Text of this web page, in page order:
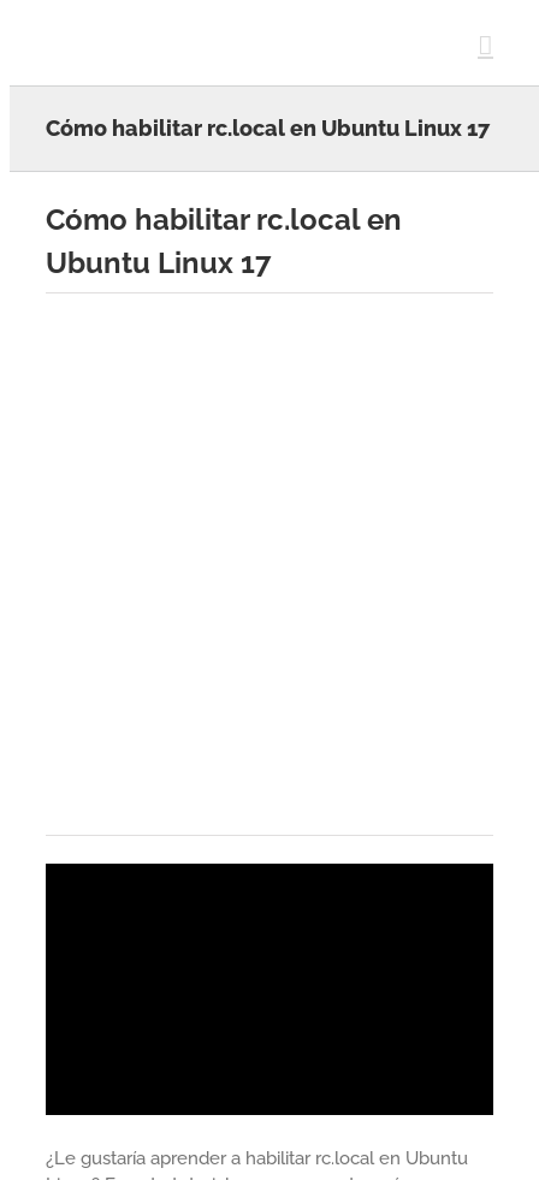
Cómo habilitar rc.local en Ubuntu Linux 17
Cómo habilitar rc.local en
Ubuntu Linux 17
¿Le gustaría aprender a habilitar rc.local en Ubuntu